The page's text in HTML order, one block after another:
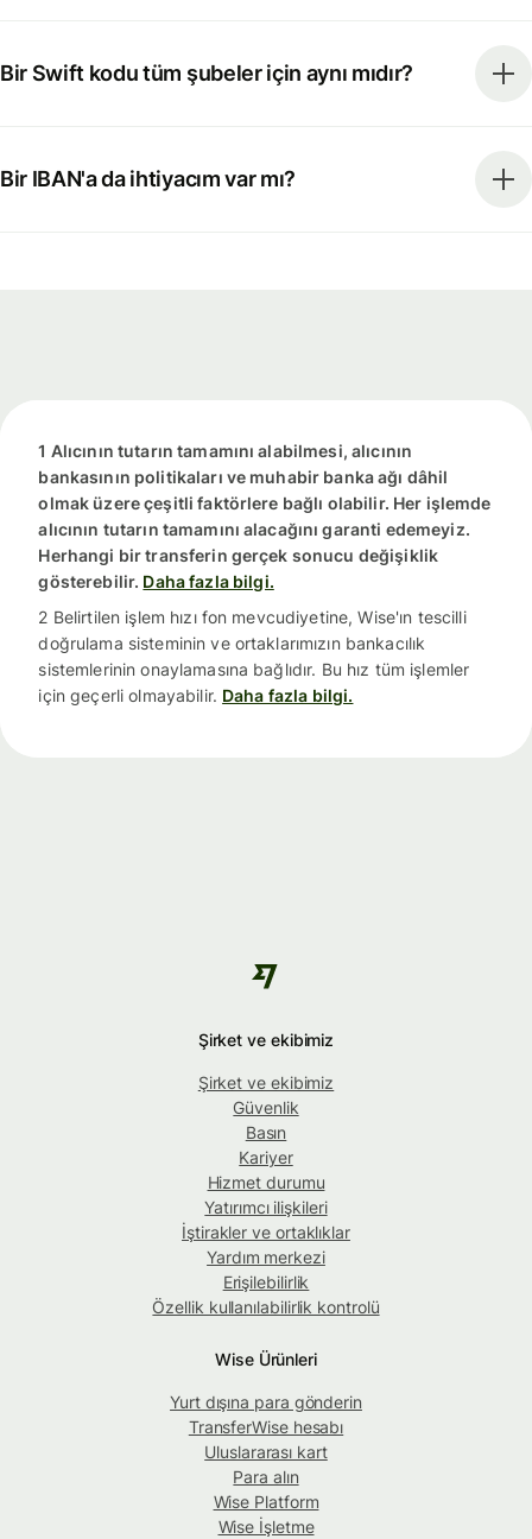
Bir Swift kodu tüm şubeler için aynı mıdır?
Bir IBAN'a da ihtiyacım var mı?
1 Alıcının tutarın tamamını alabilmesi, alıcının
bankasının politikaları ve muhabir banka ağı dâhil
olmak üzere çeşitli faktörlere bağlı olabilir. Her işlemde
alıcının tutarın tamamını alacağını garanti edemeyiz.
Herhangi bir transferin gerçek sonucu değişiklik
gösterebilir. Daha fazla bilgi.
2 Belirtilen işlem hızı fon mevcudiyetine, Wise'ın tescilli
doğrulama sisteminin ve ortaklarımızın bankacılık
sistemlerinin onaylamasına bağlıdır. Bu hız tüm işlemler
için geçerli olmayabilir. Daha fazla bilgi.
Şirket ve ekibimiz
Şirket ve ekibimiz
Güvenlik
Basın
Kariyer
Hizmet durumu
Yatırımcı ilişkileri
İştirakler ve ortaklıklar
Yardım merkezi
Erişilebilirlik
Özellik kullanılabilirlik kontrolü
Wise Ürünleri
Yurt dışına para gönderin
TransferWise hesabı
Uluslararası kart
Para alın
Wise Platform
Wise İşletme